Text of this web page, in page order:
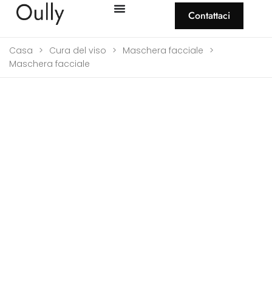
Contattaci
Casa > Cura del viso > Maschera facciale >
Maschera facciale